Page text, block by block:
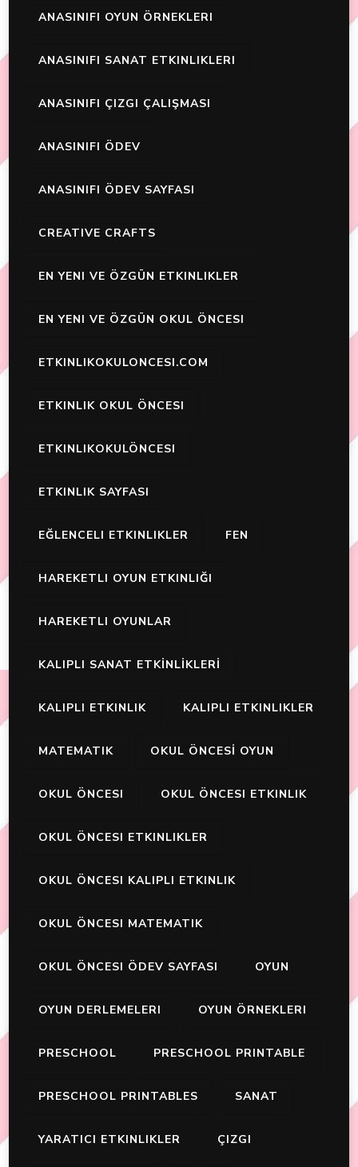
ANASINIFI OYUN ÖRNEKLERI
ANASINIFI SANAT ETKINLIKLERI
ANASINIFI ÇIZGI ÇALIŞMASI
ANASINIFI ÖDEV
ANASINIFI ÖDEV SAYFASI
CREATIVE CRAFTS
EN YENI VE ÖZGÜN ETKINLIKLER
EN YENI VE ÖZGÜN OKUL ÖNCESI
ETKINLIKOKULONCESI.COM
ETKINLIK OKUL ÖNCESI
ETKINLIKOKULÖNCESI
ETKINLIK SAYFASI
EĞLENCELI ETKINLIKLER FEN
HAREKETLI OYUN ETKINLIĞI
HAREKETLI OYUNLAR
KALIPLI SANAT ETKİNLİKLERİ
KALIPLI ETKINLIK KALIPLI ETKINLIKLER
MATEMATIK OKUL ÖNCESİ OYUN
OKUL ÖNCESI OKUL ÖNCESI ETKINLIK
OKUL ÖNCESI ETKINLIKLER
OKUL ÖNCESI KALIPLI ETKINLIK
OKUL ÖNCESI MATEMATIK
OKUL ÖNCESI ÖDEV SAYFASI OYUN
OYUN DERLEMELERI OYUN ÖRNEKLERI
PRESCHOOL PRESCHOOL PRINTABLE
PRESCHOOL PRINTABLES SANAT
YARATICI ETKINLIKLER ÇIZGI